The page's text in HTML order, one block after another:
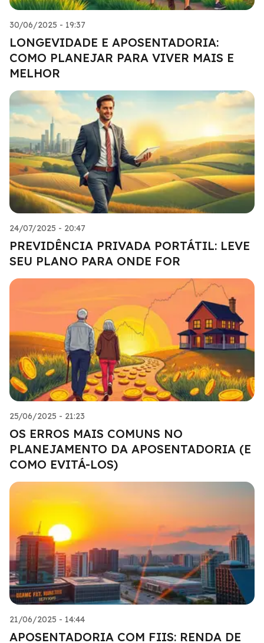
30/06/2025 - 19:37
LONGEVIDADE E APOSENTADORIA:
COMO PLANEJAR PARA VIVER MAIS E
MELHOR
24/07/2025 - 20:47
PREVIDÊNCIA PRIVADA PORTÁTIL: LEVE
SEU PLANO PARA ONDE FOR
25/06/2025 - 21:23
OS ERROS MAIS COMUNS NO
PLANEJAMENTO DA APOSENTADORIA (E
COMO EVITÁ-LOS)
21/06/2025 - 14:44
APOSENTADORIA COM FIIS: RENDA DE